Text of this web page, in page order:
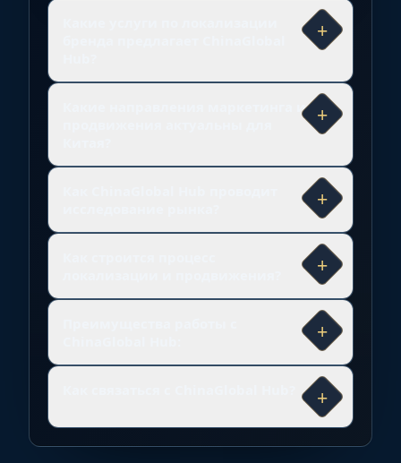
+
Какие направления маркетинга и
+
+
+
+
+